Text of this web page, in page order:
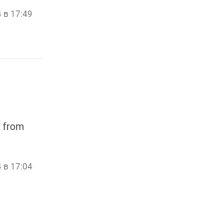
в 17:49
from
в 17:04